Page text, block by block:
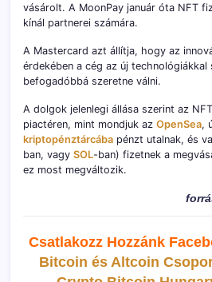
vásárolt. A MoonPay január óta NFT
kínál partnerei számára.
A Mastercard azt állítja, hogy az
érdekében a cég az új technológiákkal
befogadóbbá szeretne válni.
A dolgok jelenlegi állása szerint az
piactéren, mint mondjuk az OpenSea,
kriptopénztárcába pénzt utalnak, és
ban, vagy SOL-ban) fizetnek a
ez most megváltozik.
Csatlakozz Hozzánk
Bitcoin és Altcoin